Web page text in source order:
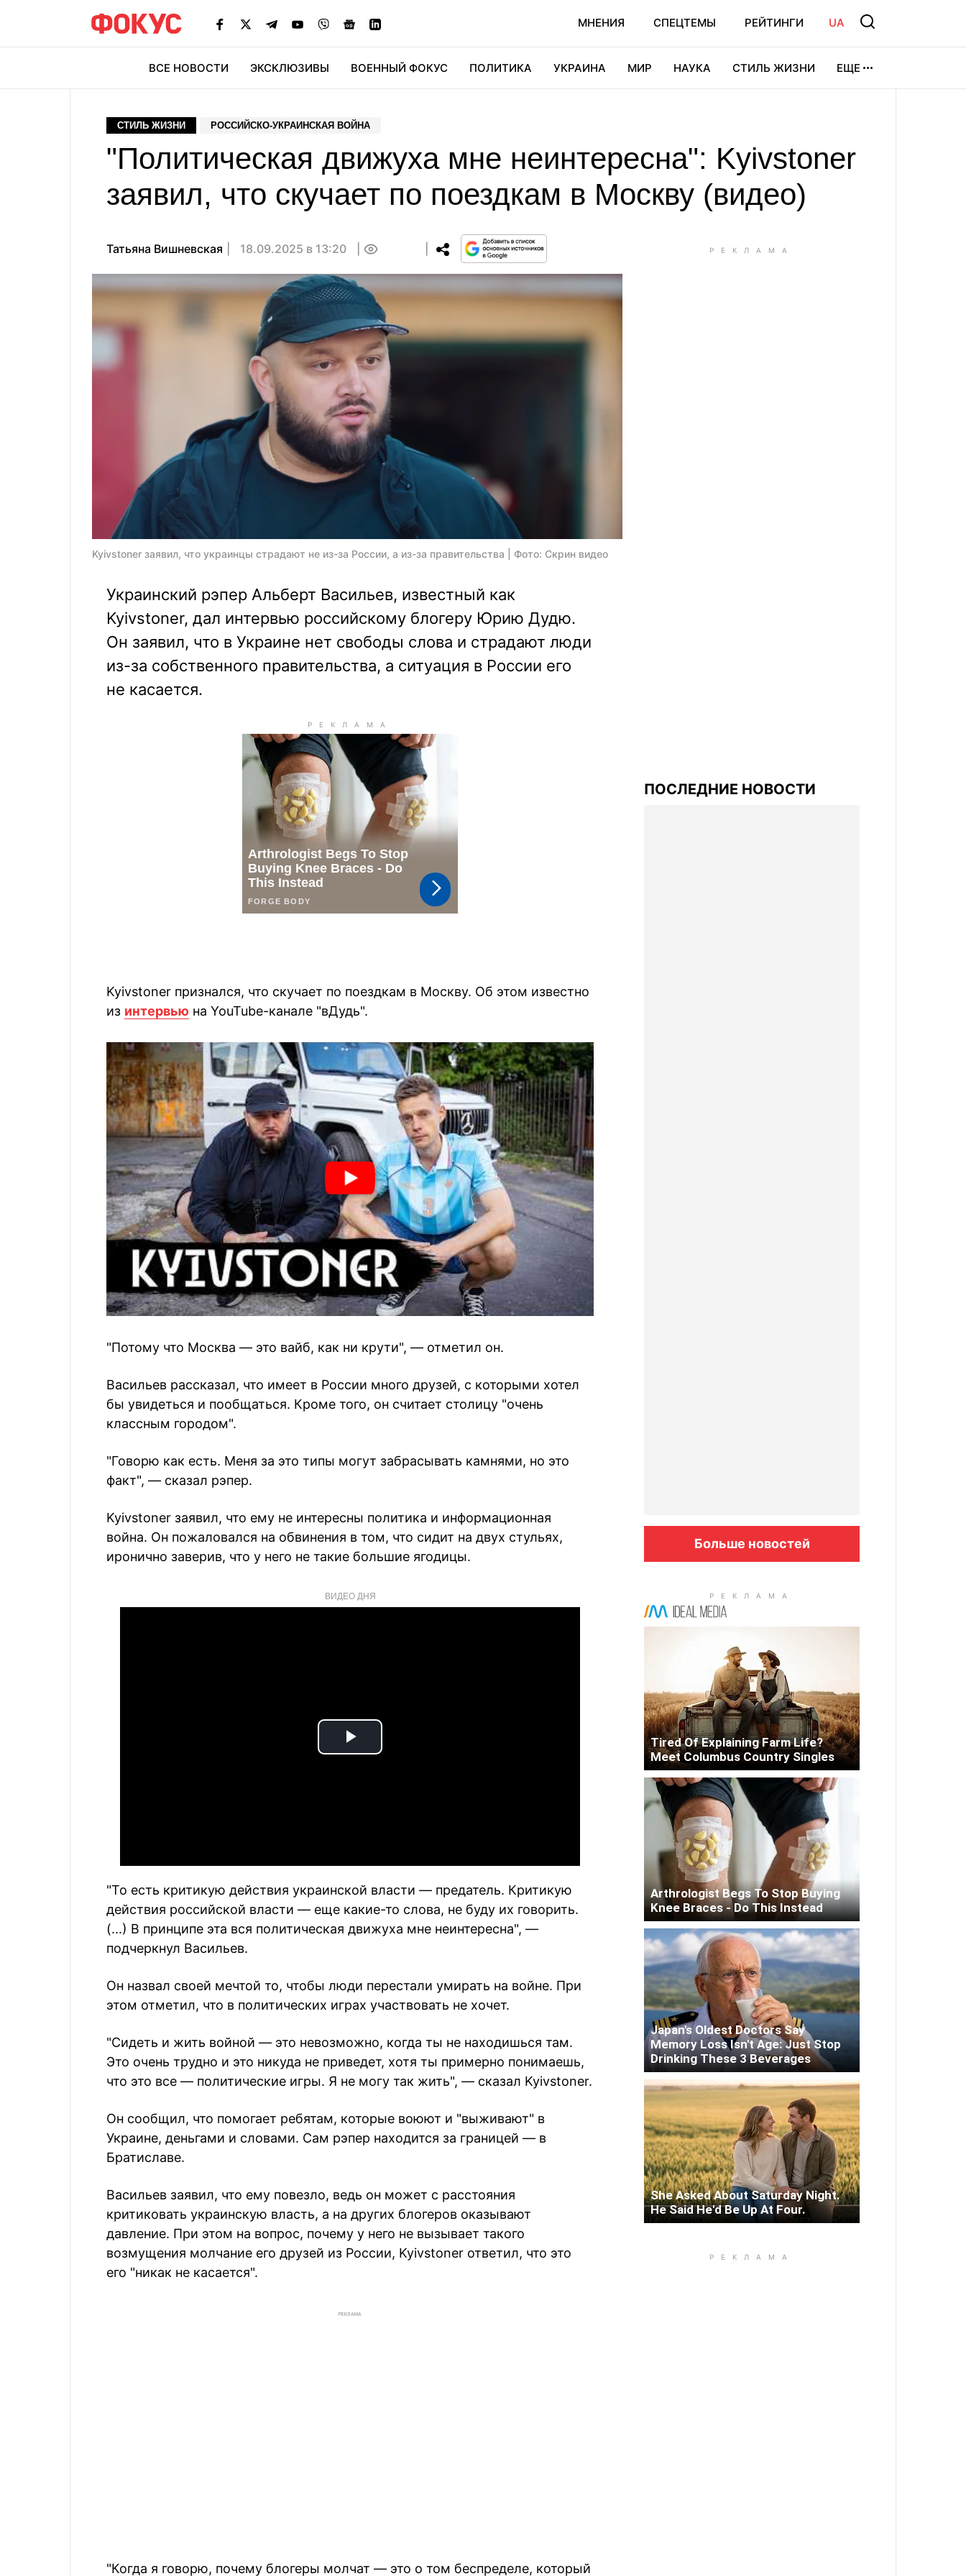
МНЕНИЯ СПЕЦТЕМЫ РЕЙТИНГИ UA
ВСЕ НОВОСТИ ЭКСКЛЮЗИВЫ ВОЕННЫЙ ФОКУС ПОЛИТИКА УКРАИНА МИР НАУКА СТИЛЬ ЖИЗНИ ЕЩЕ
СТИЛЬ ЖИЗНИ РОССИЙСКО-УКРАИНСКАЯ ВОЙНА
"Политическая движуха мне неинтересна": Kyivstoner
заявил, что скучает по поездкам в Москву (видео)
Татьяна Вишневская 18.09.2025 в 13:20
Kyivstoner заявил, что украинцы страдают не из-за России, а из-за правительства | Фото: Скрин видео
Украинский рэпер Альберт Васильев, известный как
Kyivstoner, дал интервью российскому блогеру Юрию Дудю.
Он заявил, что в Украине нет свободы слова и страдают люди
из-за собственного правительства, а ситуация в России его
не касается.
Kyivstoner признался, что скучает по поездкам в Москву. Об этом известно
из интервью на YouTube-канале "вДудь".
"Потому что Москва — это вайб, как ни крути", — отметил он.
Васильев рассказал, что имеет в России много друзей, с которыми хотел
бы увидеться и пообщаться. Кроме того, он считает столицу "очень
классным городом".
"Говорю как есть. Меня за это типы могут забрасывать камнями, но это
факт", — сказал рэпер.
Kyivstoner заявил, что ему не интересны политика и информационная
война. Он пожаловался на обвинения в том, что сидит на двух стульях,
иронично заверив, что у него не такие большие ягодицы.
ВИДЕО ДНЯ
Play
"То есть критикую действия украинской власти — предатель. Критикую
действия российской власти — еще какие-то слова, не буду их говорить.
(...) В принципе эта вся политическая движуха мне неинтересна", —
подчеркнул Васильев.
Он назвал своей мечтой то, чтобы люди перестали умирать на войне. При
этом отметил, что в политических играх участвовать не хочет.
"Сидеть и жить войной — это невозможно, когда ты не находишься там.
Это очень трудно и это никуда не приведет, хотя ты примерно понимаешь,
что это все — политические игры. Я не могу так жить", — сказал Kyivstoner.
Он сообщил, что помогает ребятам, которые воюют и "выживают" в
Украине, деньгами и словами. Сам рэпер находится за границей — в
Братиславе.
Васильев заявил, что ему повезло, ведь он может с расстояния
критиковать украинскую власть, а на других блогеров оказывают
давление. При этом на вопрос, почему у него не вызывает такого
возмущения молчание его друзей из России, Kyivstoner ответил, что это
его "никак не касается".
РЕКЛАМА
"Когда я говорю, почему блогеры молчат — это о том беспределе, который
ПОСЛЕДНИЕ НОВОСТИ
Больше новостей